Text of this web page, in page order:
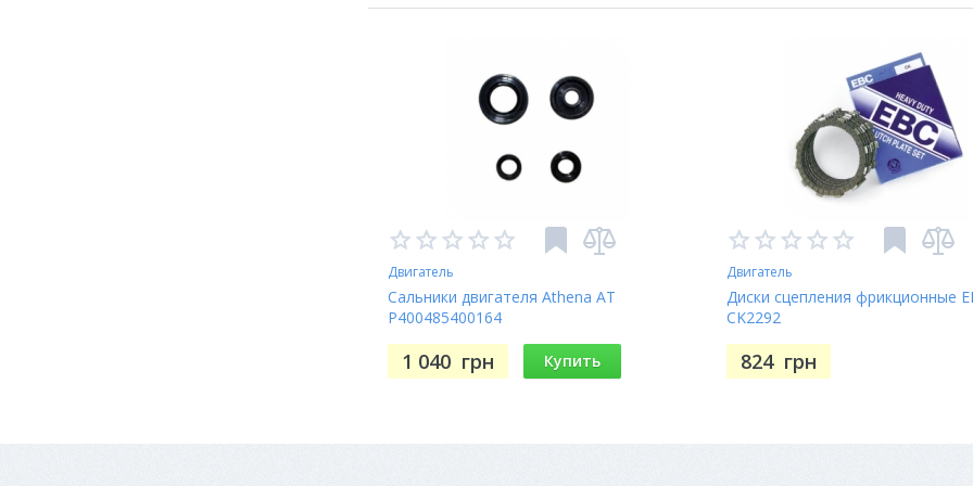
Двигатель
Сальники двигателя Athena AT
P400485400164
1 040 грн Купить
Двигатель
Диски сцепления фрикционные
CK2292
824 грн